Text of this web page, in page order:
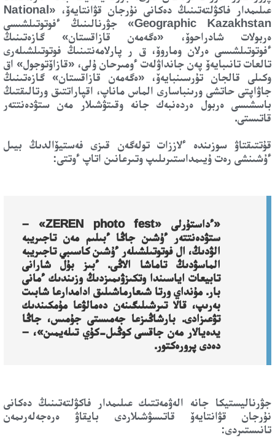
عىلىمدار فاكۋلتەتىنىڭ دەكانى نۇرجان قۋانتايەۆ، «National
Geographic Kazakhstan» جۋرنالىنىڭ ءفوتوتىلشىسى
ەربولات شادراحوۆ، «ەگەمەن قازاقستان» گازەتىنىڭ
ءفوتوتىلشىسى ەرلان وماروۆ، ق ر پارلامەنتىنىڭ فوتوتىلشىلەرى
تالعات تانىبايەۆ پەن جانداۋلەت ءومىرحان ۇلى، «قازاۆتوجول» اق
وكىلى قالجان تۇرسىنبايەۆ، «ەگەمەن قازاقستان» گازەتىنىڭ
جاۋاپتى حاتشى ورىنباسارى الماس ماناپ، اقپاراتتىق ورتالىقتىڭ
باسشىسى ەربول ەردەنبەك جانە وقىتۋشىلار مەن ستۋدەنتتەر
قاتىستى.
قۇتتىقتاۋ سوزىندە ءلاززات تولەگەن قىزى فەستيۆالدىڭ بيىل
ءۇشىنشى رەت ۇيىمداستىرىلىپ وتىرعانىن اتاپ ءوتتى:
«ءداستۇرلى «ZEREN photo fest» –
ستۋدەنتتەر ءۇشىن جاڭا ءبىلىم مەن تاجىريبە
الۋدىڭ، ال فوتوتىلشىلەر ءۇشىن كاسىبي تاجىريبە
الماسۋدىڭ تاماشا الاڭى. ءبىز بۇل شارانى
تابيعات اياسىندا وتكىزۋىمىزدىڭ وزىندىك ءمانى
بار. مۇنداي ورتا شىعارماشىلىق ادامدارعا شابىت
بەرىپ، قالا تىرشىلىگىنەن دەمالۋعا مۇمكىندىك
تۋعىزادى. بارشاڭىزعا جەمىستى جۇمىس، جاڭا
يدەيالار مەن جاقسى كوڭىل-كۇي تىلەيمىن»، –
دەدى پرورەكتور.
جۋرناليستيكا جانە الەۋمەتتىك عىلىمدار فاكۋلتەتىنىڭ دەكانى
نۇرجان قۋانتايەۆ قاتىسۋشىلاردى بايقاۋ ەرەجەلەرىمەن
تانىستىردى: